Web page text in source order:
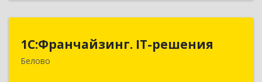
1С:Франчайзинг. IT-решения
Белово
1С:Франчайзинг. IT-решения